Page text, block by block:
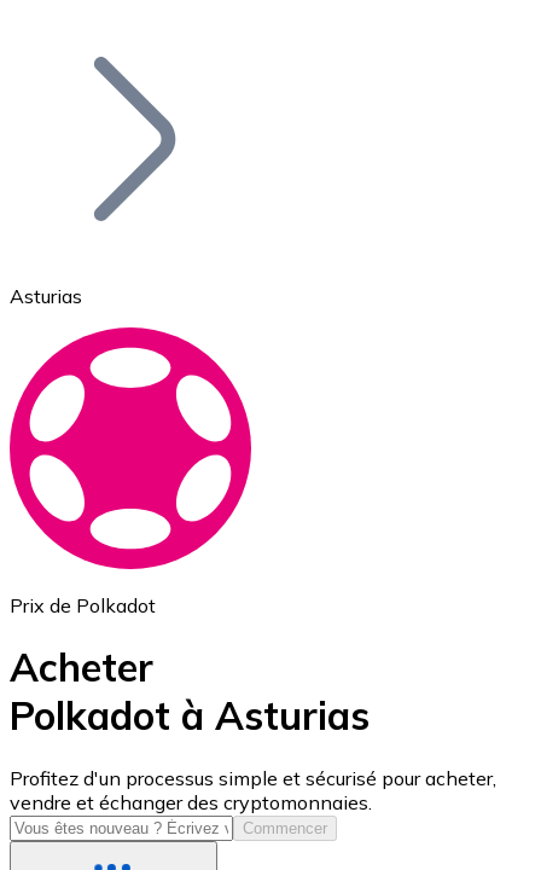
Bitcoin
Ethereum
ETH
USD Coin
USDC
Asturias
Prix de Polkadot
Acheter
Polkadot à Asturias
Profitez d'un processus simple et sécurisé pour acheter,
vendre et échanger des cryptomonnaies.
Commencer